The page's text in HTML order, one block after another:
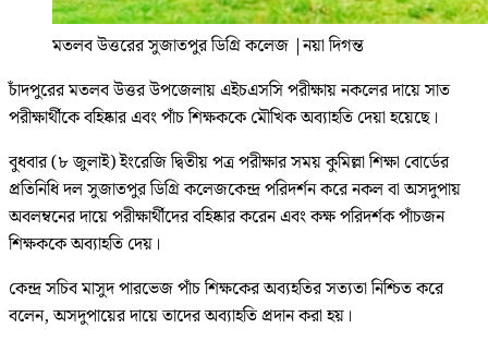
মতলব উত্তরের সুজাতপুর ডিগ্রি কলেজ |নয়া দিগন্ত
চাঁদপুরের মতলব উত্তর উপজেলায় এইচএসসি পরীক্ষায় নকলের দায়ে সাত
পরীক্ষার্থীকে বহিষ্কার এবং পাঁচ শিক্ষককে মৌখিক অব্যাহতি দেয়া হয়েছে।
বুধবার (৮ জুলাই) ইংরেজি দ্বিতীয় পত্র পরীক্ষার সময় কুমিল্লা শিক্ষা বোর্ডের
প্রতিনিধি দল সুজাতপুর ডিগ্রি কলেজকেন্দ্র পরিদর্শন করে নকল বা অসদুপায়
অবলম্বনের দায়ে পরীক্ষার্থীদের বহিষ্কার করেন এবং কক্ষ পরিদর্শক পাঁচজন
শিক্ষককে অব্যাহতি দেয়।
কেন্দ্র সচিব মাসুদ পারভেজ পাঁচ শিক্ষকের অব্যহতির সত্যতা নিশ্চিত করে
বলেন, অসদুপায়ের দায়ে তাদের অব্যাহতি প্রদান করা হয়।